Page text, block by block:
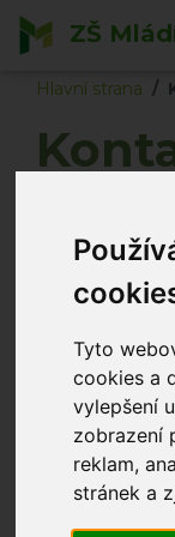
Tyto
cookies a
vylepšení
zobrazení
reklam,
stránek a
ZŠ
Hlavní strana
Základní škola,
Mládí 135/4,
Kontakty - tel.:
Ústředna
: 235
Ředitelna : 235
Školní jídelna:
Poradenské